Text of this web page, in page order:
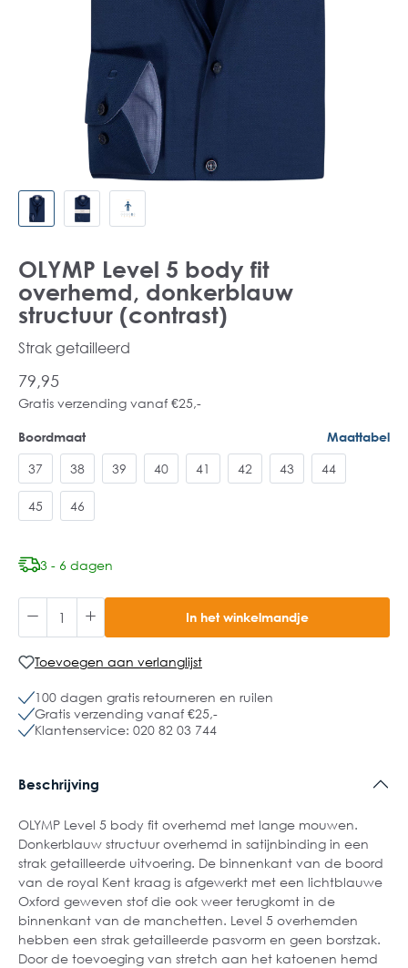
OLYMP Level 5 body fit
overhemd, donkerblauw
structuur (contrast)
Strak getailleerd
79,95
Gratis verzending vanaf €25,-
Boordmaat Maattabel
37 38 39 40 41 42 43 44
45 46
3 - 6 dagen
In het winkelmandje
Toevoegen aan verlanglijst
100 dagen gratis retourneren en ruilen
Gratis verzending vanaf €25,-
Klantenservice: 020 82 03 744
Beschrijving
OLYMP Level 5 body fit overhemd met lange mouwen.
Donkerblauw structuur overhemd in satijnbinding in een
strak getailleerde uitvoering. De binnenkant van de boord
van de royal Kent kraag is afgewerkt met een lichtblauwe
Oxford geweven stof die ook weer terugkomt in de
binnenkant van de manchetten. Level 5 overhemden
hebben een strak getailleerde pasvorm en geen borstzak.
Door de toevoeging van stretch aan het katoenen hemd